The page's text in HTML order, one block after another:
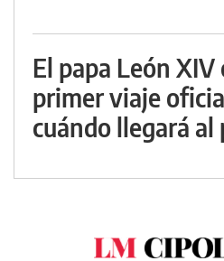
El papa León
primer viaje
cuándo llegará al